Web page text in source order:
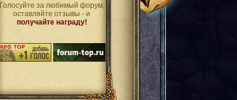
Голосуйте за любимый форум,
оставляйте отзывы - и
получайте награду!